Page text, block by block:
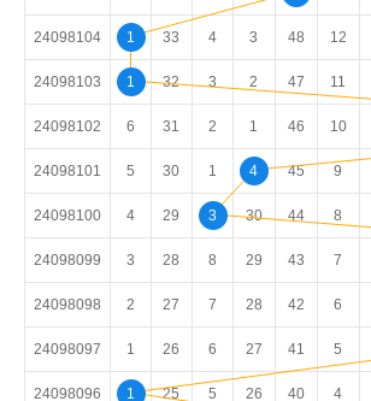
24098104 1 33 4 3 48 12
24098103 1 32 3 2 47 11
24098102 6 31 2 1 46 10
24098101 5 30 1 4 45 9
24098100 4 29 3 30 44 8
24098099 3 28 8 29 43 7
24098098 2 27 7 28 42 6
24098097 1 26 6 27 41 5
24098096 1 25 5 26 40 4